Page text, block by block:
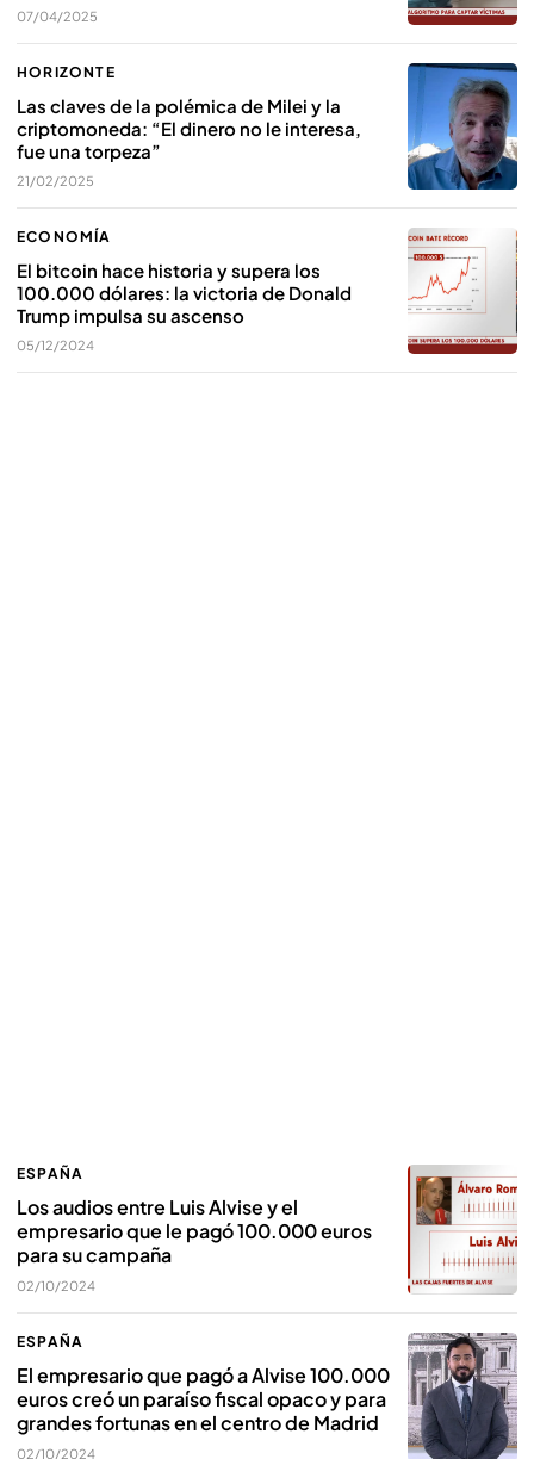
07/04/2025
HORIZONTE
Las claves de la polémica de Milei y la
criptomoneda: “El dinero no le interesa,
fue una torpeza”
21/02/2025
ECONOMÍA
El bitcoin hace historia y supera los
100.000 dólares: la victoria de Donald
Trump impulsa su ascenso
05/12/2024
ESPAÑA
Los audios entre Luis Alvise y el
empresario que le pagó 100.000 euros
para su campaña
02/10/2024
ESPAÑA
El empresario que pagó a Alvise 100.000
euros creó un paraíso fiscal opaco y para
grandes fortunas en el centro de Madrid
02/10/2024